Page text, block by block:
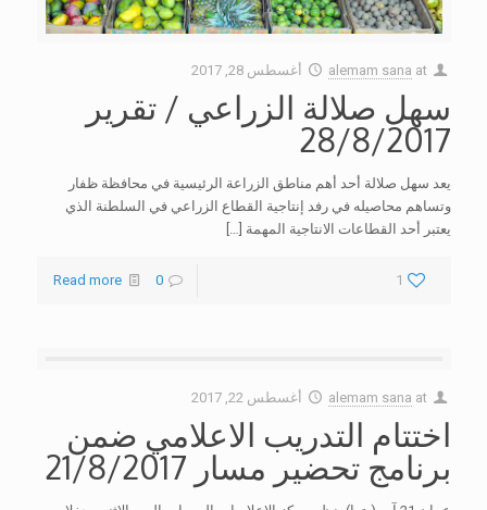
alemam sana at أغسطس 28, 2017
سهل صلالة الزراعي / تقرير
28/8/2017
يعد سهل صلالة أحد أهم مناطق الزراعة الرئيسية في محافظة ظفار
وتساهم محاصيله في رفد إنتاجية القطاع الزراعي في السلطنة الذي
يعتبر أحد القطاعات الانتاجية المهمة
1
0
Read more
alemam sana at أغسطس 22, 2017
اختتام التدريب الاعلامي ضمن
برنامج تحضير مسار 21/8/2017